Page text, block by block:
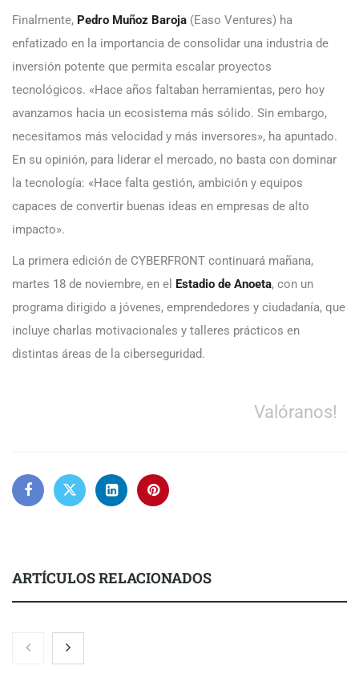
Finalmente, Pedro Muñoz Baroja (Easo Ventures) ha
enfatizado en la importancia de consolidar una industria de
inversión potente que permita escalar proyectos
tecnológicos. «Hace años faltaban herramientas, pero hoy
avanzamos hacia un ecosistema más sólido. Sin embargo,
necesitamos más velocidad y más inversores», ha apuntado.
En su opinión, para liderar el mercado, no basta con dominar
la tecnología: «Hace falta gestión, ambición y equipos
capaces de convertir buenas ideas en empresas de alto
impacto».
La primera edición de CYBERFRONT continuará mañana,
martes 18 de noviembre, en el
Estadio de Anoeta, con un
programa dirigido a jóvenes, emprendedores y ciudadanía, que
incluye charlas motivacionales y talleres prácticos en
distintas áreas de la ciberseguridad.
Valóranos!
ARTÍCULOS RELACIONADOS
Nicols presenta seis modelos de anillos de compromiso para el
eclipse solar del 12 de agosto